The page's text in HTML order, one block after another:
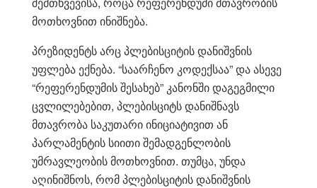
მოთხოვნით ინიშნება.
პრეზიდენტს არც პლებისციტის დანიშვნის
უფლება ექნება. “საარჩენო კოდექსაა” და ასევე
“რეფერენდუმის შესახებ” კანონში დაგეგმილი
ცვლილებებით, პლებისციტს დანიშნავს
მთავრობა საკუთარი ინიციატივით ან
პარლამენტის სიითი შემადგენლობის
უმრავლეობის მოთხოვნით. თუმცა, უნდა
აღინიშნოს, რომ პლებისციტის დანიშვნის